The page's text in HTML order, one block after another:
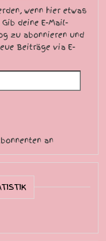
wenn hier etwas
deine E-Mail-
zu abonnieren und
Beiträge via E-
an